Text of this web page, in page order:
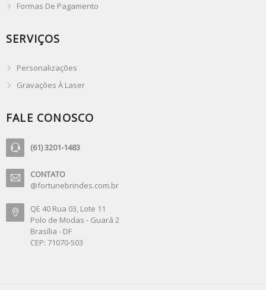
Formas De Pagamento
SERVIÇOS
Personalizações
Gravações À Laser
FALE CONOSCO
(61) 3201-1483
CONTATO
@fortunebrindes.com.br
QE 40 Rua 03, Lote 11
Polo de Modas - Guará 2
Brasília - DF
CEP: 71070-503